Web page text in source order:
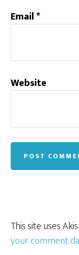
Email*
Website
This site uses
your comment